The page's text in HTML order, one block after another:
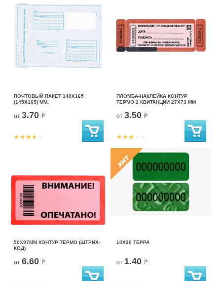
ПОЧТОВЫЙ ПАКЕТ 140Х165
(145Х165) ММ.
от 3.70 ₽
ПЛОМБА-НАКЛЕЙКА КОНТУР
ТЕРМО 2 КВИТАНЦИИ 27Х73 ММ
от 3.50 ₽
50Х97ММ КОНТУР ТЕРМО (ШТРИХ-
КОД)
от 6.60 ₽
10Х20 ТЕРРА
от 1.40 ₽